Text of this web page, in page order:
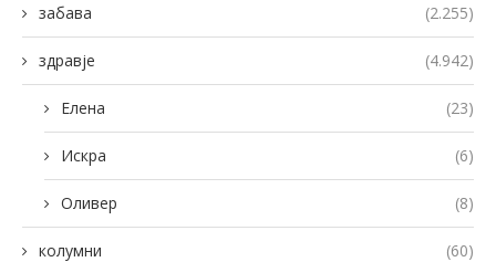
забава (2.255)
здравје (4.942)
Елена (23)
Искра (6)
Оливер (8)
колумни (60)